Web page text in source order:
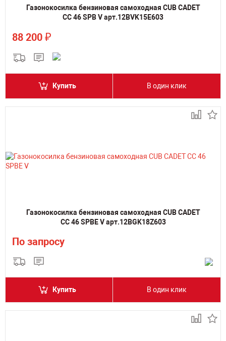
Газонокосилка бензиновая самоходная CUB CADET
CC 46 SPB V арт.12BVK15E603
88 200 ₽
Купить В один клик
Газонокосилка бензиновая самоходная CUB CADET
CC 46 SPBE V арт.12BGK18Z603
По запросу
Купить В один клик